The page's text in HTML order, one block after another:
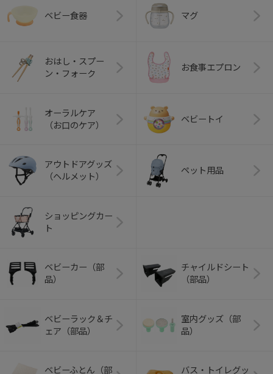
ベビー食器 マグ
おはし・スプー
ン・フォーク
お食事エプロン
オーラルケア
（お口のケア）
ベビートイ
アウトドアグッズ
（ヘルメット）
ペット用品
ショッピングカー
ト
ベビーカー（部
品）
チャイルドシート
（部品）
ベビーラック＆チ
ェア（部品）
室内グッズ（部
品）
ベビーふとん（部
バス・トイレグッ